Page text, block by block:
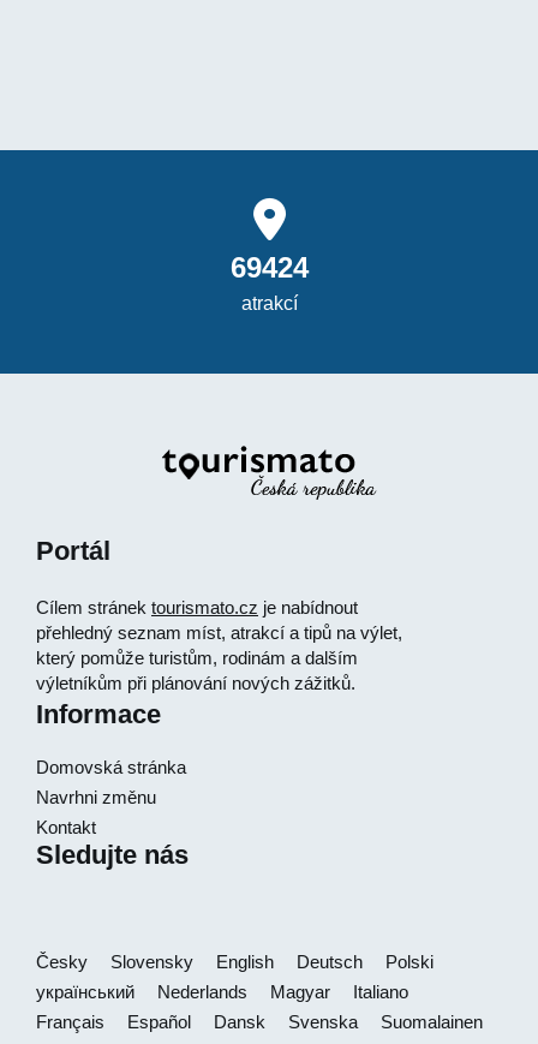
69424
atrakcí
Portál
Cílem stránek tourismato.cz je nabídnout
přehledný seznam míst, atrakcí a tipů na výlet,
který pomůže turistům, rodinám a dalším
výletníkům při plánování nových zážitků.
Informace
Domovská stránka
Navrhni změnu
Kontakt
Sledujte nás
Česky Slovensky English Deutsch
Polski
український
Nederlands Magyar
Italiano
Français
Español Dansk Svenska
Suomalainen